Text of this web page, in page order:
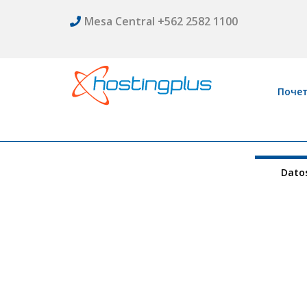
Mesa Central +562 2582 1100